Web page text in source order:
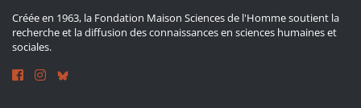
Créée en 1963, la Fondation Maison Sciences de l'Homme soutient la
recherche et la diffusion des connaissances en sciences humaines et
sociales.